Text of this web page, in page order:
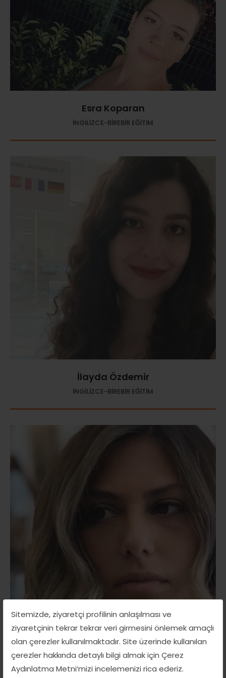
Sitemizde, ziyaretçi profilinin anlaşılması ve
ziyaretçinin tekrar tekrar veri girmesini önlemek amaçlı
olan çerezler kullanılmaktadır. Site üzerinde kullanılan
çerezler hakkında detaylı bilgi almak için Çerez
Aydınlatma Metni’mizi incelemenizi rica ederiz.
Esra Koparan
İNGİLİZCE-BİREBİR EĞİTİM
İlayda Özdemir
İNGİLİZCE-BİREBİR EĞİTİM
Karen Canbaz
İNGİLİZCE-BİREBİR EĞİTİM